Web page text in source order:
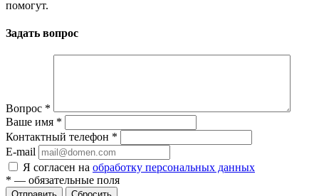
помогут.
Задать вопрос
Вопрос *
Ваше имя *
Контактный телефон *
E-mail
Я согласен на обработку персональных данных
* — обязательные поля